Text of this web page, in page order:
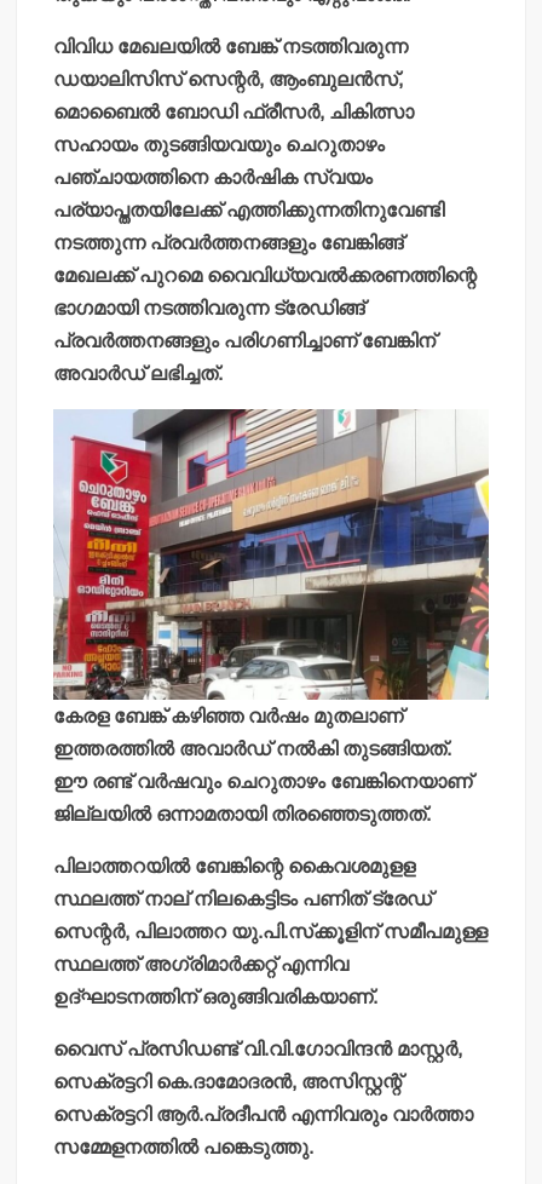
വിവിധ മേഖലയില്‍ ബേങ്ക് നടത്തിവരുന്ന
ഡയാലിസിസ് സെന്റര്‍, ആംബുലന്‍സ്,
മൊബൈല്‍ ബോഡി ഫ്രീസര്‍, ചികിത്സാ
സഹായം തുടങ്ങിയവയും ചെറുതാഴം
പഞ്ചായത്തിനെ കാര്‍ഷിക സ്വയം
പര്യാപ്തതയിലേക്ക് എത്തിക്കുന്നതിനുവേണ്ടി
നടത്തുന്ന പ്രവര്‍ത്തനങ്ങളും ബേങ്കിങ്ങ്
മേഖലക്ക് പുറമെ വൈവിധ്യവല്‍ക്കരണത്തിന്റെ
ഭാഗമായി നടത്തിവരുന്ന ട്രേഡിങ്ങ്
പ്രവര്‍ത്തനങ്ങളും പരിഗണിച്ചാണ് ബേങ്കിന്
അവാര്‍ഡ് ലഭിച്ചത്.
കേരള ബേങ്ക് കഴിഞ്ഞ വര്‍ഷം മുതലാണ്
ഇത്തരത്തില്‍ അവാര്‍ഡ് നല്‍കി തുടങ്ങിയത്.
ഈ രണ്ട് വര്‍ഷവും ചെറുതാഴം ബേങ്കിനെയാണ്
ജില്ലയില്‍ ഒന്നാമതായി തിരഞ്ഞെടുത്തത്.
പിലാത്തറയില്‍ ബേങ്കിന്റെ കൈവശമുളള
സ്ഥലത്ത് നാല് നിലകെട്ടിടം പണിത് ട്രേഡ്
സെന്റര്‍, പിലാത്തറ യു.പി.സ്‌ക്കൂളിന് സമീപമുള്ള
സ്ഥലത്ത് അഗ്രിമാര്‍ക്കറ്റ് എന്നിവ
ഉദ്ഘാടനത്തിന് ഒരുങ്ങിവരികയാണ്.
വൈസ് പ്രസിഡണ്ട് വി.വി.ഗോവിന്ദന്‍ മാസ്റ്റര്‍,
സെക്രട്ടറി കെ.ദാമോദരന്‍, അസിസ്റ്റന്റ്
സെക്രട്ടറി ആര്‍.പ്രദീപന്‍ എന്നിവരും വാര്‍ത്താ
സമ്മേളനത്തില്‍ പങ്കെടുത്തു.